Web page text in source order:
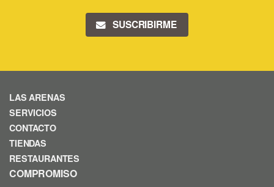
SUSCRIBIRME
LAS ARENAS
SERVICIOS
CONTACTO
TIENDAS
RESTAURANTES
COMPROMISO